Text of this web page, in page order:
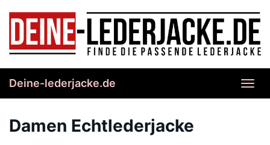
content
Deine-lederjacke.de
Damen Echtlederjacke